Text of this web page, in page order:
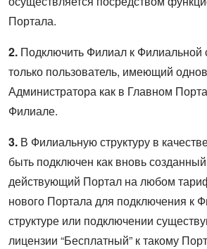
Портала.
2. Подключить Филиал к Филиальной
только пользователь, имеющий
Администратора как в Главном
Филиале.
3. В Филиальную структуру в
быть подключен как вновь
действующий Портал на любом
нового Портала для подключения к
структуре или подключении
лицензии “Бесплатный” к такому